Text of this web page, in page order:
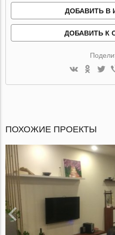
ДОБАВИТЬ В
ДОБАВИТЬ К
ПОХОЖИЕ ПРОЕКТЫ